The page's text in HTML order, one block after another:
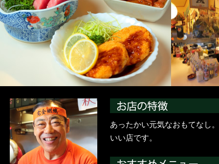
あったかい元気なおもてなし
いい店です。